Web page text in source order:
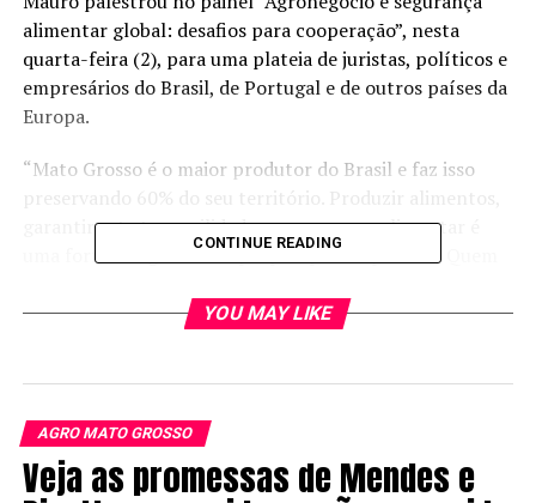
alimentar global: desafios para cooperação”, nesta
quarta-feira (2), para uma plateia de juristas, políticos e
empresários do Brasil, de Portugal e de outros países da
Europa.
“Mato Grosso é o maior produtor do Brasil e faz isso
preservando 60% do seu território. Produzir alimentos,
garantir esta tranquilidade na segurança alimentar é
uma forma de garantir a própria paz do planeta. Quem
de anos, além de uma visão expansionista de alguns
diretamente ligada a essa questão”, relatou.
De acordo com o governador, o Brasil (e especialmente
CONTINUE READING
YOU MAY LIKE
AGRO MATO GROSSO
Veja as promessas de Mendes e